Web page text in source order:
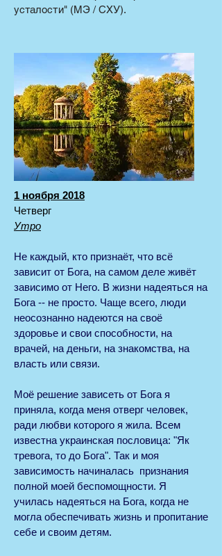
усталости" (MЭ / CХУ).
1 ноября 2018
Четверг
Утро
Не каждый, кто признаёт, что всё
зависит от Бога, на самом деле живёт
зависимо от Него. В жизни надеяться на
Бога -- не просто. Чаще всего, люди
неосознанно надеются на своё
здоровье и свои способности, на
врачей, на деньги, на знакомства, на
власть или связи.
Моё решение зависеть от Бога я
приняла, когда меня отверг человек,
ради любви которого я жила. Всем
известна украинская пословица: "Як
тревога, то до Бога". Так и моя
зависимость начиналась признания
полной моей беспомощности. Я
училась надеяться на Бога, когда не
могла обеспечивать жизнь и пропитание
себе и своим детям.